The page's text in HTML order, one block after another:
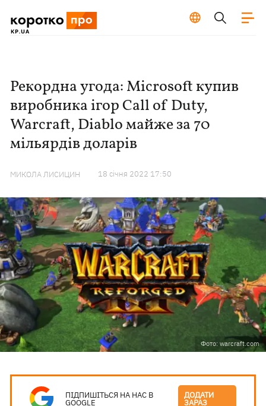
Рекордна угода: Microsoft купив
виробника ігор Call of Duty,
Warcraft, Diablo майже за 70
мільярдів доларів
МИКОЛА ЛИСИЦИН 18 сiчня 2022 17:50
Фото: warcraft.com
ПІДПИШІТЬСЯ НА НАС В
GOOGLE
ДОДАТИ
ЗАРАЗ